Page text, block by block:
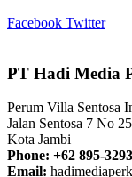
Facebook Twitter
PT Hadi Media
Perum Villa Sentosa
Jalan Sentosa 7 No
Kota Jambi
Phone: +62 895-
Email: